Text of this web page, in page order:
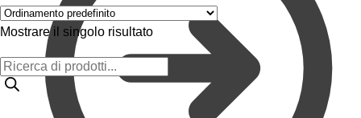
Mostrare il singolo risultato